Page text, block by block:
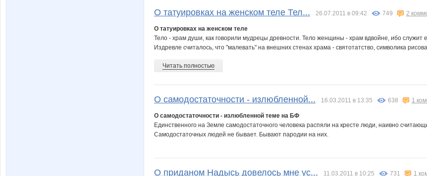
О татуировках на женском теле Тел... 26.07.2011 в 09:42 749 2
О татуировках на женском теле
Тело - храм души, как говорили мудрецы древности. Тело женщины - храм вдвойне, ибо служит
Издревле считалось, что "малевать" на внешних стенах храма - святотатство, символика
Читать полностью
О самодостаточности - излюбленной... 16.03.2011 в 13:35 638 1
О самодостаточности - излюбленной теме на БФ
Единственного на Земле самодостаточного человека распяли на кресте люди, наивно
Самодостаточных людей не бывает. Бывают пародии на них.
О приданом Надысь довелось мне ус... 11.03.2011 в 10:25 731 1